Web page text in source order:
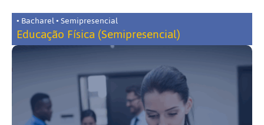
• Bacharel • Semipresencial
Educação Física (Semipresencial)